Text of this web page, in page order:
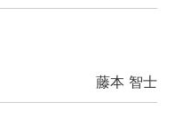
藤本 智士